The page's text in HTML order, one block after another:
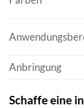
Anbringung
Schaffe eine